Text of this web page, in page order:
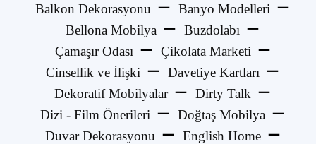
Balkon Dekorasyonu
Banyo Modelleri
Bellona Mobilya
Buzdolabı
Çamaşır Odası
Çikolata Marketi
Cinsellik ve İlişki
Davetiye Kartları
Dekoratif Mobilyalar
Dirty Talk
Dizi - Film Önerileri
Doğtaş Mobilya
Duvar Dekorasyonu
English Home